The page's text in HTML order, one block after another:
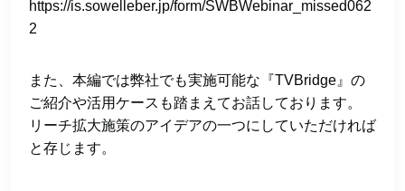
https://is.sowelleber.jp/form/SWBWebinar_missed062
2
また、本編では弊社でも実施可能な『TVBridge』の
ご紹介や活用ケースも踏まえてお話しております。
リーチ拡大施策のアイデアの一つにしていただければ
と存じます。